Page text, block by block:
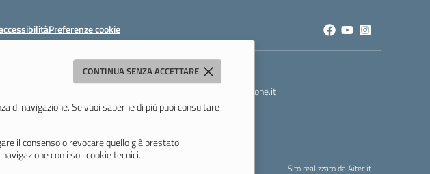
CONTINUA SENZA ACCETTARE
di navigazione. Se vuoi saperne di più puoi consultare
il consenso o revocare quello già prestato.
con i soli cookie tecnici.
Preferenze cookie
mois00200c@pec.istruzione.it
- C.F. 94058180368
2026 ore 12:05
Sito realizzato daAitec.it